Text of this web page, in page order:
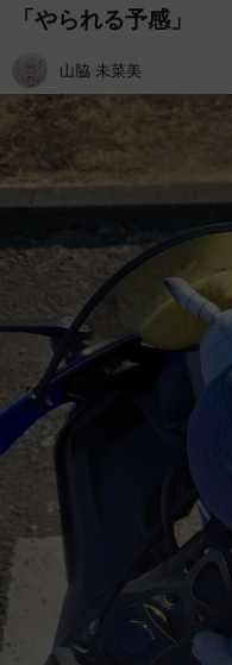
「やられる予感」
山脇 未菜美